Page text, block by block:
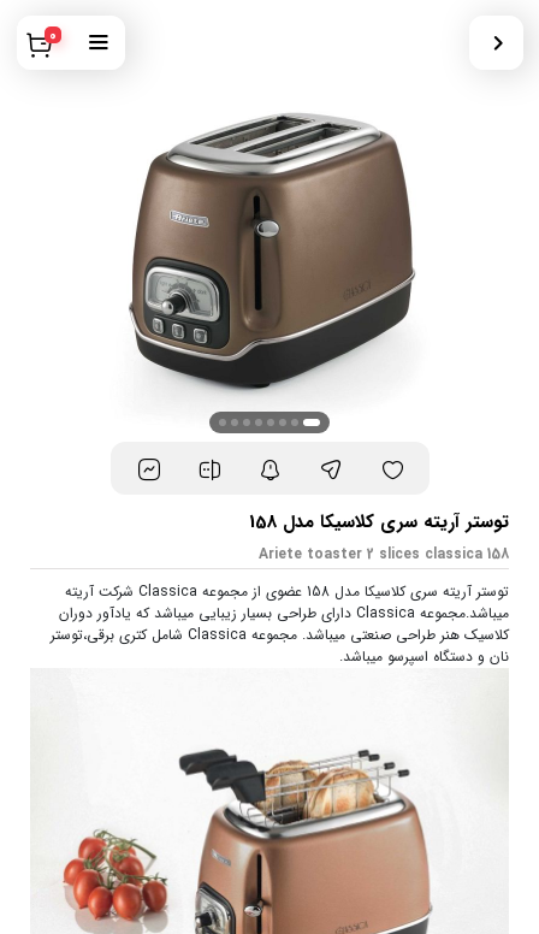
0
توستر آریته سری کلاسیکا مدل 158
Ariete toaster 2 slices classica 158
توستر آریته سری کلاسیکا مدل 158 عضوی از مجموعه Classica شرکت آریته
میباشد.مجموعه Classica دارای طراحی بسیار زیبایی میباشد که یادآور دوران
کلاسیک هنر طراحی صنعتی میباشد. مجموعه Classica شامل کتری برقی،توستر
نان و دستگاه اسپرسو میباشد.